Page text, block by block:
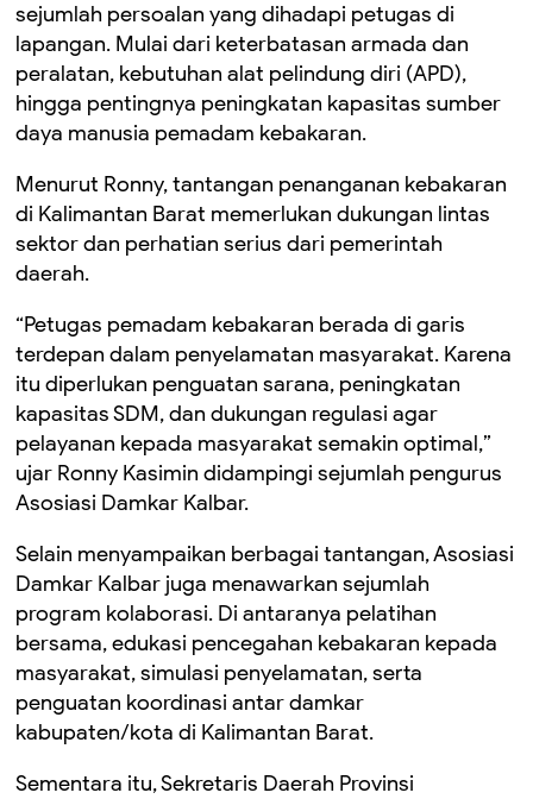
sejumlah persoalan yang dihadapi petugas di
lapangan. Mulai dari keterbatasan armada dan
peralatan, kebutuhan alat pelindung diri (APD),
hingga pentingnya peningkatan kapasitas sumber
daya manusia pemadam kebakaran.
Menurut Ronny, tantangan penanganan kebakaran
di Kalimantan Barat memerlukan dukungan lintas
sektor dan perhatian serius dari pemerintah
daerah.
“Petugas pemadam kebakaran berada di garis
terdepan dalam penyelamatan masyarakat. Karena
itu diperlukan penguatan sarana, peningkatan
kapasitas SDM, dan dukungan regulasi agar
pelayanan kepada masyarakat semakin optimal,”
ujar Ronny Kasimin didampingi sejumlah pengurus
Asosiasi Damkar Kalbar.
Selain menyampaikan berbagai tantangan, Asosiasi
Damkar Kalbar juga menawarkan sejumlah
program kolaborasi. Di antaranya pelatihan
bersama, edukasi pencegahan kebakaran kepada
masyarakat, simulasi penyelamatan, serta
penguatan koordinasi antar damkar
kabupaten/kota di Kalimantan Barat.
Sementara itu, Sekretaris Daerah Provinsi